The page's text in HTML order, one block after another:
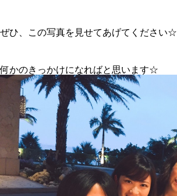
ぜひ、この写真を見せてあげてください☆
何かのきっかけになればと思います☆